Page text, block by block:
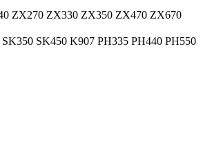
ZX270 ZX330 ZX350 ZX470 ZX670
SK450 K907 PH335 PH440 PH550